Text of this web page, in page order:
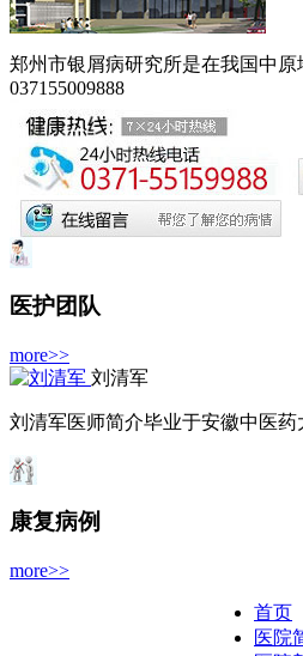
郑州市银屑病研究所是在我国中
037155009888
医护团队
more>>
刘清军
刘清军医师简介毕业于安徽中医
康复病例
more>>
首页
医院